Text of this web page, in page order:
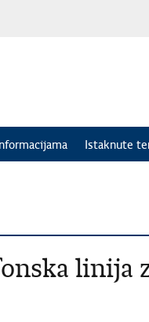
Istaknute
linija